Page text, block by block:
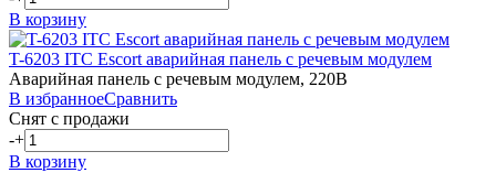
В корзину
T-6203 ITC Escort аварийная панель с речевым модулем
Аварийная панель с речевым модулем, 220В
В избранноеСравнить
Снят с продажи
-+
В корзину